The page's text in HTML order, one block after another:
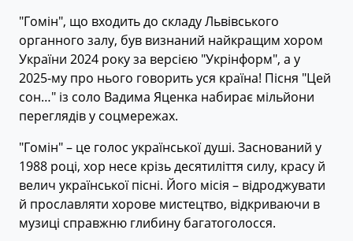
"Гомін", що входить до складу Львівського
органного залу, був визнаний найкращим хором
України 2024 року за версією "Укрінформ", а у
2025-му про нього говорить уся країна! Пісня "Цей
сон…" із соло Вадима Яценка набирає мільйони
переглядів у соцмережах.
"Гомін" – це голос української душі. Заснований у
1988 році, хор несе крізь десятиліття силу, красу й
велич української пісні. Його місія – відроджувати
й прославляти хорове мистецтво, відкриваючи в
музиці справжню глибину багатоголосся.